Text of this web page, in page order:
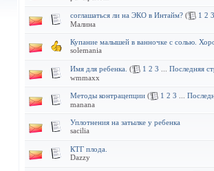
соглашаться ли на ЭКО в Интайм? ( 1 2 3
Малина
Купание малышей в ванночке с солью.
solemania
Имя для ребенка. ( 1 2 3 Последняя
wmmaxx
Методы контрацепции ( 1 2 3
manana
Уплотнения на затылке у ребенка
sacilia
КТГ плода.
Dazzy